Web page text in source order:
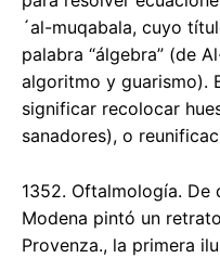
´al-muqabala, cuyo
palabra “álgebra” (de
algoritmo y guarismo).
significar recolocar
sanadores), o
1352. Oftalmología. De
Modena pintó un
Provenza., la primera